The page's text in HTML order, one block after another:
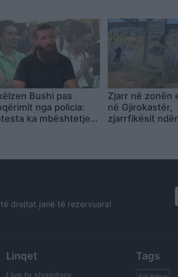
për Kreshnik
Bushi pas
nga policia:
ka mbështetjen
Zjarr në zonën
në Gjirokastër,
zjarrfikësit
drejtat janë të rezervuara!
Linqet Tags